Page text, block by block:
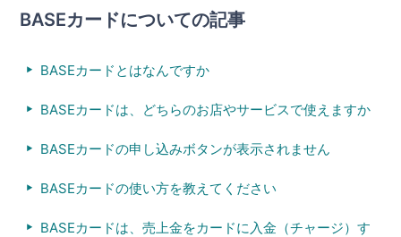
BASEカードについての記事
BASEカードとはなんですか
BASEカードは、どちらのお店やサービスで使えますか
BASEカードの申し込みボタンが表示されません
BASEカードの使い方を教えてください
BASEカードは、売上金をカードに入金（チャージ）す